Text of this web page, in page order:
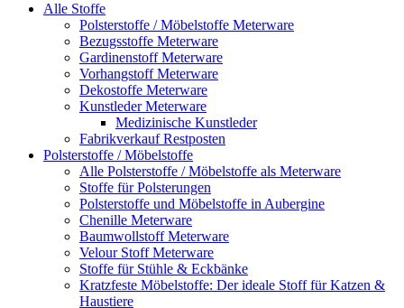
Alle Stoffe
Polsterstoffe / Möbelstoffe Meterware
Bezugsstoffe Meterware
Gardinenstoff Meterware
Vorhangstoff Meterware
Dekostoffe Meterware
Kunstleder Meterware
Medizinische Kunstleder
Fabrikverkauf Restposten
Polsterstoffe / Möbelstoffe
Alle Polsterstoffe / Möbelstoffe als Meterware
Stoffe für Polsterungen
Polsterstoffe und Möbelstoffe in Aubergine
Chenille Meterware
Baumwollstoff Meterware
Velour Stoff Meterware
Stoffe für Stühle & Eckbänke
Kratzfeste Möbelstoffe: Der ideale Stoff für Katzen &
Haustiere